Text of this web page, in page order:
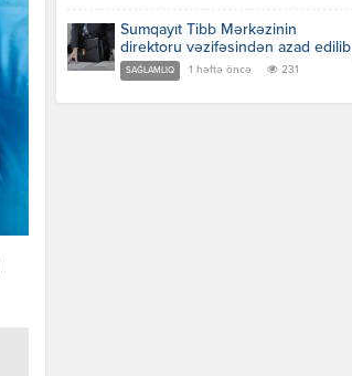
Sumqayıt Tibb Mərkəzinin
direktoru vəzifəsindən azad edilib
SAĞLAMLIQ 1 həftə öncə 231